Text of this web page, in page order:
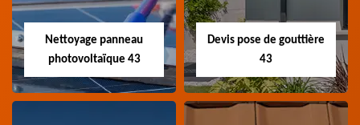
charpentier 43 Haute-
zingueur 43 Haute-Loire
Nettoyage panneau
photovoltaïque 43
Devis pose de gouttière
43